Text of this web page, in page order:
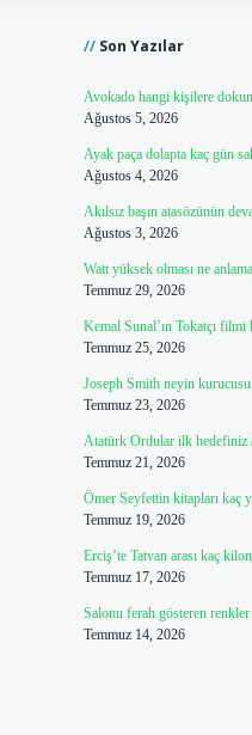
Son Yazılar
Avokado hangi kişilere
Ağustos 5, 2026
Ayak paça dolapta kaç gün
Ağustos 4, 2026
Akılsız başın atasözünün
Ağustos 3, 2026
Watt yüksek olması ne
Temmuz 29, 2026
Kemal Sunal’ın Tokatçı
Temmuz 25, 2026
Joseph Smith neyin kurucusu
Temmuz 23, 2026
Atatürk Ordular ilk hedefiniz
Temmuz 21, 2026
Ömer Seyfettin kitapları kaç
Temmuz 19, 2026
Erciş’te Tatvan arası kaç
Temmuz 17, 2026
Salonu ferah gösteren
Temmuz 14, 2026